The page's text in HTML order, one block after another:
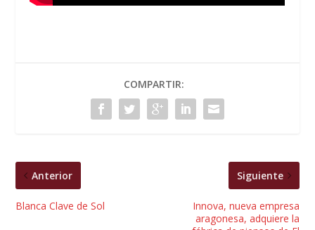
COMPARTIR:
Anterior
Blanca Clave de Sol
Siguiente
Innova, nueva empresa
aragonesa, adquiere la